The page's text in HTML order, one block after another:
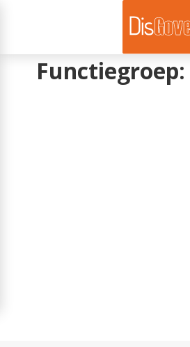
Functiegroep: